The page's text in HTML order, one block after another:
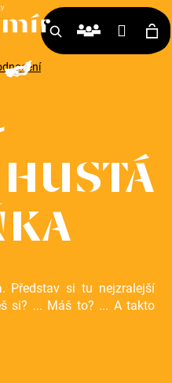
Hledat
Představ si tu nejzralejší
si? ... Máš to? ... A takto